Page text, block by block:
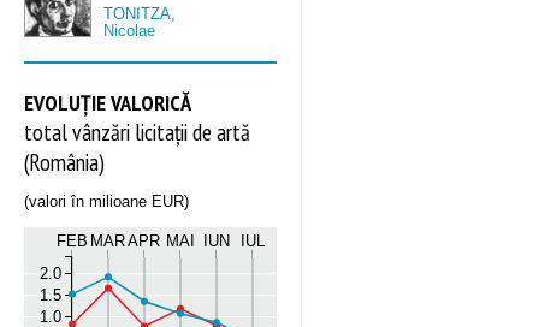
TONITZA,
Nicolae
EVOLUȚIE VALORICĂ
total vânzări licitații de artă
(România)
(valori în milioane EUR)
FEB MARAPR MAI IUN IUL
1.0
1.5
2.0